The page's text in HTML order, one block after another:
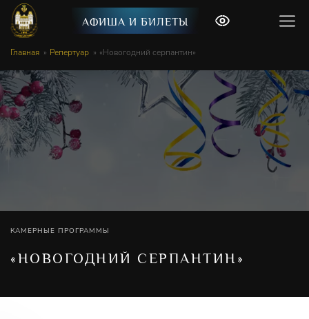
АФИША И БИЛЕТЫ
Главная Репертуар «Новогодний серпантин»
КАМЕРНЫЕ ПРОГРАММЫ
«НОВОГОДНИЙ СЕРПАНТИН»